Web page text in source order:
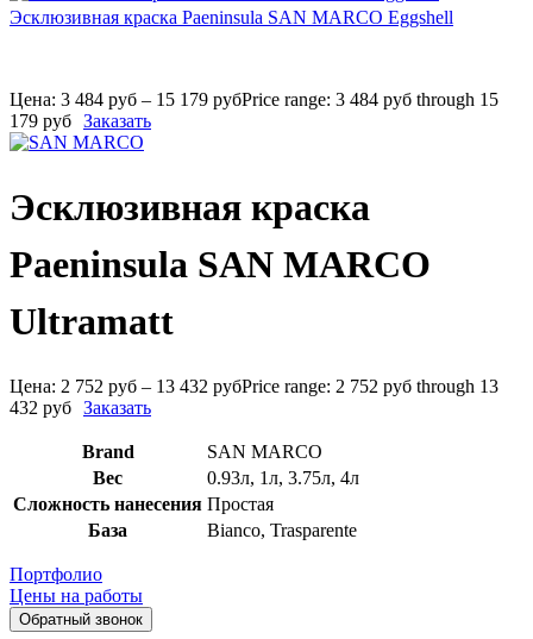
Эсклюзивная краска Paеninsula SAN MARCO Eggshell
Цена: 3 484 руб – 15 179 рубPrice range: 3 484 руб through 15
179 руб Заказать
Эсклюзивная краска
Paеninsula SAN MARCO
Ultramatt
Цена: 2 752 руб – 13 432 рубPrice range: 2 752 руб through 13
432 руб Заказать
Brand
SAN MARCO
Вес
0.93л, 1л, 3.75л, 4л
Сложность нанесения Простая
База
Bianco, Trasparente
Портфолио
Цены на работы
Обратный звонок